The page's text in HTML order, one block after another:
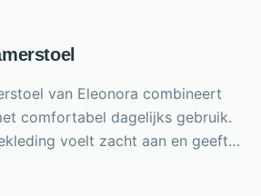
van Eleonora combineert
comfortabel dagelijks gebruik.
voelt zacht aan en geeft
warme uitstraling. Dankzij de